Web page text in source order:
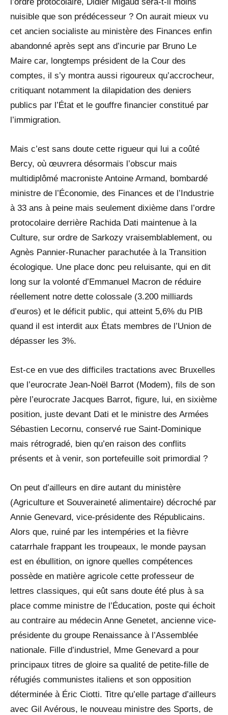
l’ordre protocolaire, Didier Migaud sera-t-il moins
nuisible que son prédécesseur ? On aurait mieux vu
cet ancien socialiste au ministère des Finances enfin
abandonné après sept ans d’incurie par Bruno Le
Maire car, longtemps président de la Cour des
comptes, il s’y montra aussi rigoureux qu’accrocheur,
critiquant notamment la dilapidation des deniers
publics par l’État et le gouffre financier constitué par
l’immigration.
Mais c’est sans doute cette rigueur qui lui a coûté
Bercy, où œuvrera désormais l’obscur mais
multidiplômé macroniste Antoine Armand, bombardé
ministre de l’Économie, des Finances et de l’Industrie
à 33 ans à peine mais seulement dixième dans l’ordre
protocolaire derrière Rachida Dati maintenue à la
Culture, sur ordre de Sarkozy vraisemblablement, ou
Agnès Pannier-Runacher parachutée à la Transition
écologique. Une place donc peu reluisante, qui en dit
long sur la volonté d’Emmanuel Macron de réduire
réellement notre dette colossale (3.200 milliards
d’euros) et le déficit public, qui atteint 5,6% du PIB
quand il est interdit aux États membres de l’Union de
dépasser les 3%.
Est-ce en vue des difficiles tractations avec Bruxelles
que l’eurocrate Jean-Noël Barrot (Modem), fils de son
père l’eurocrate Jacques Barrot, figure, lui, en sixième
position, juste devant Dati et le ministre des Armées
Sébastien Lecornu, conservé rue Saint-Dominique
mais rétrogradé, bien qu’en raison des conflits
présents et à venir, son portefeuille soit primordial ?
On peut d’ailleurs en dire autant du ministère
(Agriculture et Souveraineté alimentaire) décroché par
Annie Genevard, vice-présidente des Républicains.
Alors que, ruiné par les intempéries et la fièvre
catarrhale frappant les troupeaux, le monde paysan
est en ébullition, on ignore quelles compétences
possède en matière agricole cette professeur de
lettres classiques, qui eût sans doute été plus à sa
place comme ministre de l’Éducation, poste qui échoit
au contraire au médecin Anne Genetet, ancienne vice-
présidente du groupe Renaissance à l’Assemblée
nationale. Fille d’industriel, Mme Genevard a pour
principaux titres de gloire sa qualité de petite-fille de
réfugiés communistes italiens et son opposition
déterminée à Éric Ciotti. Titre qu’elle partage d’ailleurs
avec Gil Avérous, le nouveau ministre des Sports, de